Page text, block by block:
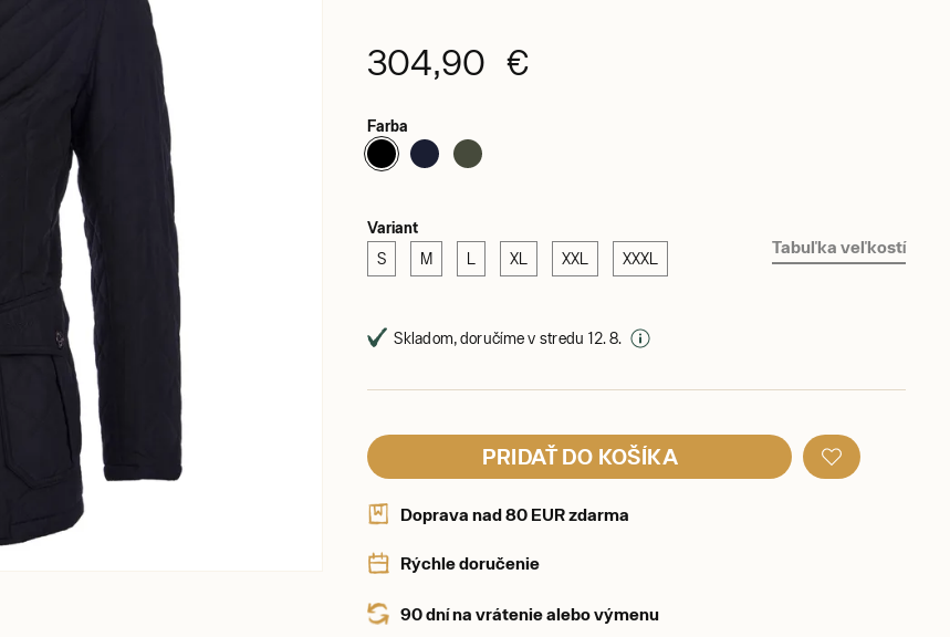
304,90 €
Farba
Variant
S M XL XXL XXXL
Tabuľka veľkostí
Skladom, doručíme v stredu 12. 8.
PRIDAŤ DO KOŠÍKA
Doprava nad 80 EUR zdarma
Rýchle doručenie
90 dní na vrátenie alebo výmenu